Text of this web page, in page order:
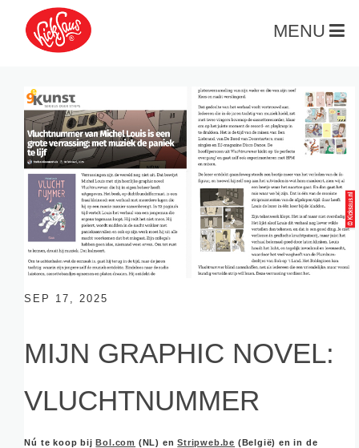
MENU
SEP 17, 2025
MIJN GRAPHIC NOVEL:
VLUCHTNUMMER
Nú te koop bijBol.com (NL) enStripweb.be (België) en in de